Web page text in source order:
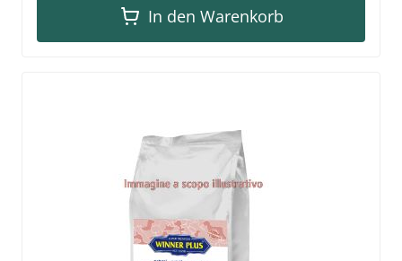
In den Warenkorb